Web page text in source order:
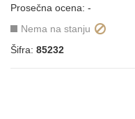
Prosečna ocena: -
Nema na stanju
Šifra: 85232